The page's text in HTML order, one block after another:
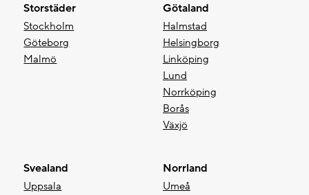
Storstäder
Stockholm
Göteborg
Malmö
Götaland
Halmstad
Helsingborg
Linköping
Lund
Norrköping
Borås
Växjö
Svealand
Uppsala
Norrland
Umeå